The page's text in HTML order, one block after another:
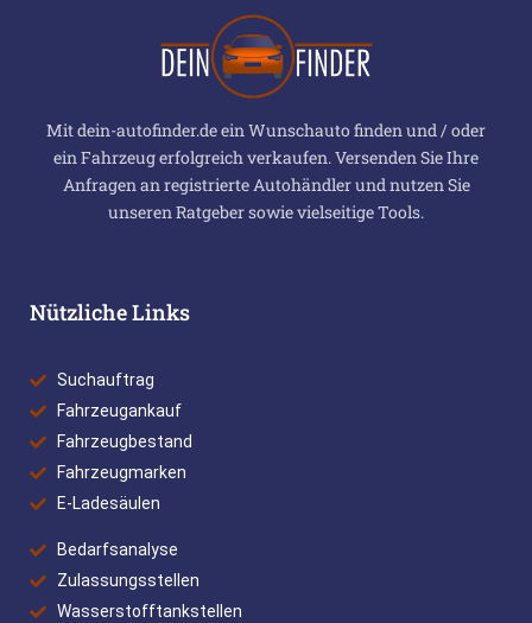
Mit dein-autofinder.de ein Wunschauto finden und / oder
ein Fahrzeug erfolgreich verkaufen. Versenden Sie Ihre
Anfragen an registrierte Autohändler und nutzen Sie
unseren Ratgeber sowie vielseitige Tools.
Nützliche Links
Suchauftrag
Fahrzeugankauf
Fahrzeugbestand
Fahrzeugmarken
E-Ladesäulen
Bedarfsanalyse
Zulassungsstellen
Wasserstofftankstellen